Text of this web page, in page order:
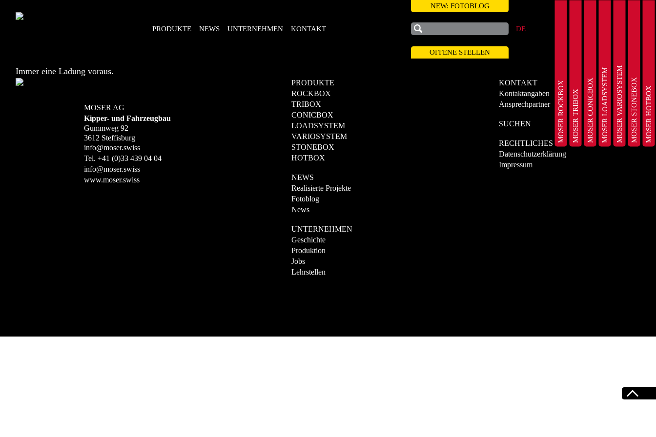
Immer eine Ladung voraus.
PRODUKTE NEWS UNTERNEHMEN KONTAKT DE
NEW: FOTOBLOG
OFFENE STELLEN
MOSER ROCKBOXMOSER TRIBOXMOSER CONICBOXMOSER LOADSYSTEMMOSER VARIOSYSTEMMOSER STONEBOXMOSER HOTBOX
MOSER AG
Kipper- und Fahrzeugbau
Gummweg 92
3612 Steffisburg
info@moser.swiss
Tel. +41 (0)33 439 04 04
info@moser.swiss
www.moser.swiss
PRODUKTE
ROCKBOX
TRIBOX
CONICBOX
LOADSYSTEM
VARIOSYSTEM
STONEBOX
HOTBOX
NEWS
Realisierte Projekte
Fotoblog
News
UNTERNEHMEN
Geschichte
Produktion
Jobs
Lehrstellen
KONTAKT
Kontaktangaben
Ansprechpartner
SUCHEN
RECHTLICHES
Datenschutzerklärung
Impressum